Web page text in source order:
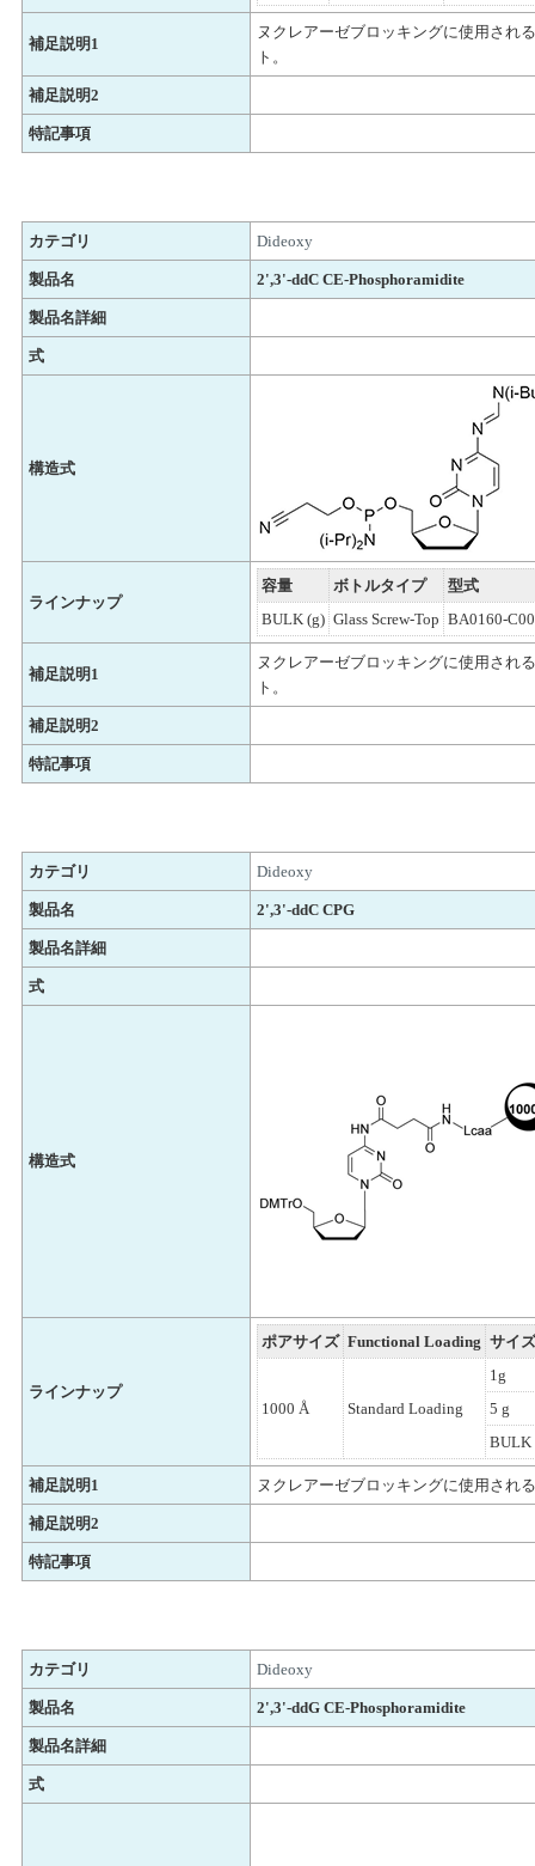
補足説明1
ヌクレアーゼブロッキングに使用され
ト。
補足説明2
特記事項
カテゴリ Dideoxy
製品名 2',3'-ddC CE-Phosphoramidite
製品名詳細
式
構造式
ラインナップ
容量 ボトルタイプ
型式
BULK (g) Glass Screw-Top BA0160-
補足説明1
ヌクレアーゼブロッキングに使用され
ト。
補足説明2
特記事項
カテゴリ Dideoxy
製品名 2',3'-ddC CPG
製品名詳細
式
構造式
ラインナップ
ポアサイズ Functional Loading サイズ
1000 Å Standard Loading
1g
5 g
BULK
補足説明1 ヌクレアーゼブロッキングに使用され
補足説明2
特記事項
カテゴリ Dideoxy
製品名 2',3'-ddG CE-Phosphoramidite
製品名詳細
式